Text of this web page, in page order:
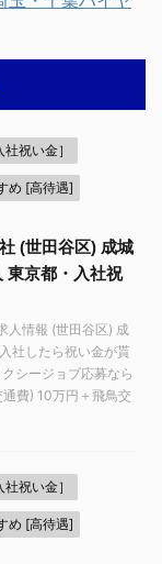
祝い金］
め [高待遇]
(世田谷区) 成城
東京都・入社祝
人情報 (世田谷区) 成
社したら祝い金が貰
シージョブ応募なら
費) 10万円＋飛鳥交
祝い金］
め [高待遇]